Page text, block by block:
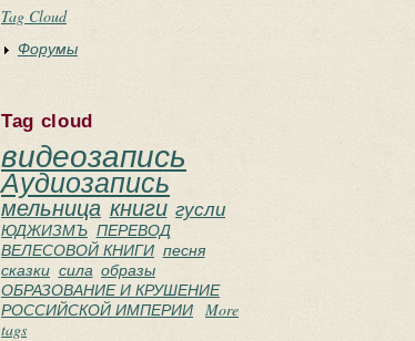
Tag Cloud
Форумы
Tag cloud
видеозапись
Аудиозапись
мельница книги гусли
ЮДЖИЗМЪ ПЕРЕВОД
ВЕЛЕСОВОЙ КНИГИ песня
сказки сила образы
ОБРАЗОВАНИЕ И КРУШЕНИЕ
РОССИЙСКОЙ ИМПЕРИИ More
tags